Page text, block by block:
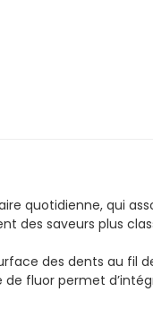
quotidienne, qui
des saveurs plus
des dents au
fluor permet